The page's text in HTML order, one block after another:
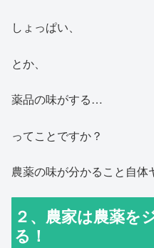
しょっぱい、
とか、
薬品の味がする…
ってことですか？
農薬の味が分かること自体
２、農家は農薬を
る！